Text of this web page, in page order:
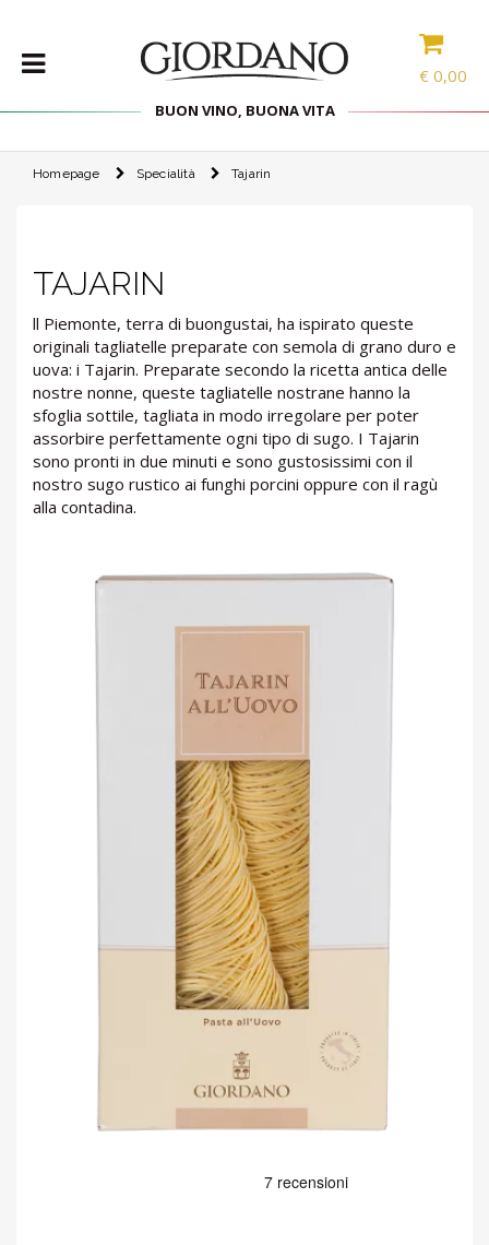
€ 0,00
BUON VINO, BUONA VITA
VINI
PRODOTTO
SPECIALITÀ
CONFEZIONI
SPIRITS
ACCESSORI
PROMOZIONI
BLOG
Homepage Specialità Tajarin
TAJARIN
ll Piemonte, terra di buongustai, ha ispirato queste
originali tagliatelle preparate con semola di grano duro e
uova: i Tajarin. Preparate secondo la ricetta antica delle
nostre nonne, queste tagliatelle nostrane hanno la
sfoglia sottile, tagliata in modo irregolare per poter
assorbire perfettamente ogni tipo di sugo. I Tajarin
sono pronti in due minuti e sono gustosissimi con il
nostro sugo rustico ai funghi porcini oppure con il ragù
alla contadina.